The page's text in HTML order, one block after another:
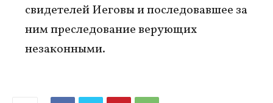
свидетелей Иеговы и последовавшее за
ним преследование верующих
незаконными.